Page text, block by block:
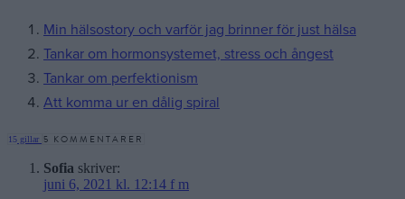
Min hälsostory och varför jag brinner för just hälsa
Tankar om hormonsystemet, stress och ångest
Tankar om perfektionism
Att komma ur en dålig spiral
15 gillar 5 KOMMENTARER
Sofia skriver:
juni 6, 2021 kl. 12:14 f m